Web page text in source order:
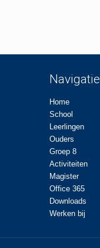
Navigatie
Home
School
Leerlingen
Ouders
Groep 8
Activiteiten
Magister
Office 365
Downloads
Werken bij